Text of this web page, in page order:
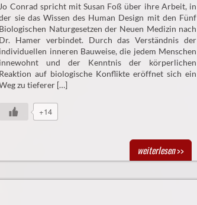
Jo Conrad spricht mit Susan Foß über ihre Arbeit, in
sie das Wissen des Human Design mit den Fünf
Biologischen Naturgesetzen der Neuen Medizin nach
Dr. Hamer verbindet. Durch das Verständnis der
individuellen inneren Bauweise, die jedem Menschen
innewohnt und der Kenntnis der körperlichen
Reaktion auf biologische Konflikte eröffnet sich ein
zu tieferer […]
+14
weiterlesen>>